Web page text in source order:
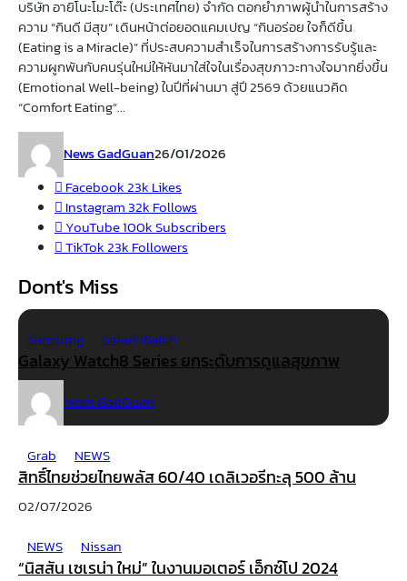
บริษัท อายิโนะโมะโต๊ะ (ประเทศไทย) จำกัด ตอกย้ำภาพผู้นำในการสร้าง
ความ “กินดี มีสุข” เดินหน้าต่อยอดแคมเปญ “กินอร่อย ใจก็ดีขึ้น
(Eating is a Miracle)” ที่ประสบความสำเร็จในการสร้างการรับรู้และ
ความผูกพันกับคนรุ่นใหม่ให้หันมาใส่ใจในเรื่องสุขภาวะทางใจมากยิ่งขึ้น
(Emotional Well-being) ในปีที่ผ่านมา สู่ปี 2569 ด้วยแนวคิด
“Comfort Eating”...
News GadGuan26/01/2026
Facebook23k Likes
Instagram32k Follows
YouTube100kSubscribers
TikTok23k Followers
Dont's Miss
Samsung Smart Watch
Galaxy Watch8 Series ยกระดับการดูแลสุขภาพ
News GadGuan
Grab NEWS
สิทธิ์ไทยช่วยไทยพลัส 60/40 เดลิเวอรีทะลุ 500 ล้าน
02/07/2026
NEWS
Nissan
“นิสสัน เซเรน่า ใหม่” ในงานมอเตอร์ เอ็กซ์โป 2024